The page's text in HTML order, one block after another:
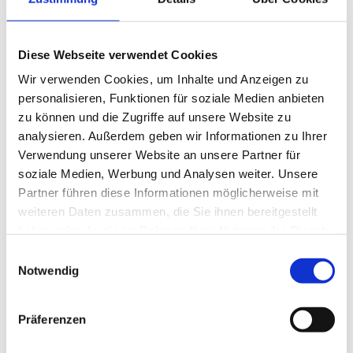
Diese Webseite verwendet Cookies
Wir verwenden Cookies, um Inhalte und Anzeigen zu
personalisieren, Funktionen für soziale Medien anbieten
zu können und die Zugriffe auf unsere Website zu
analysieren. Außerdem geben wir Informationen zu Ihrer
Verwendung unserer Website an unsere Partner für
soziale Medien, Werbung und Analysen weiter. Unsere
Partner führen diese Informationen möglicherweise mit
weiteren Daten zusammen, die Sie ihnen bereitgestellt
Notwendig
Präferenzen
insbesondere in ärmeren Regionen ein.
Hauptsitz des gemeinnützigen Vereins ist das
niederrheinische Tönisvorst. Von hier aus
werden jedes Jahr Gesundheitsstationen
weltweit mit medizinischer Hilfe versorgt. Im
Not- und Katastrophenfall ist action medeor in
der Lage, Arzneimittel, medizinisches Material
und Instrumente in wenigen Stunden in das
Partnern Gesundheitsprojekte in den Bereichen
Rahmen seiner pharmazeutischen Fachberatung
bildet action medeor Gesundheitspersonal aus,